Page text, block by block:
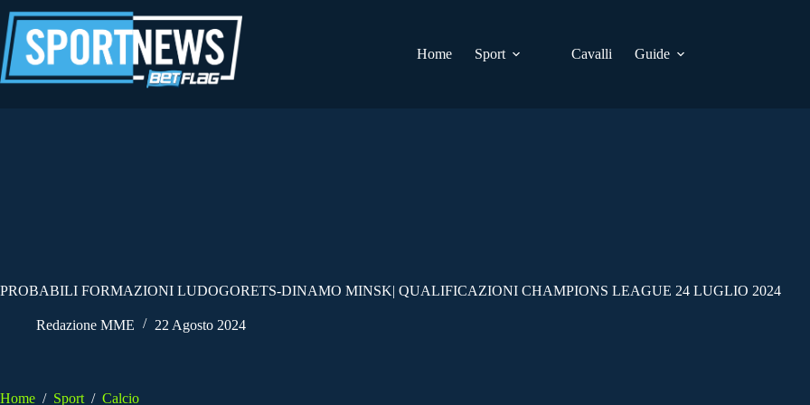
al
contenuto
Home
Sport Cavalli Guide
PROBABILI FORMAZIONI LUDOGORETS-DINAMO MINSK| QUALIFICAZIONI CHAMPIONS LEAGUE 24 LUGLIO 2024
Redazione MME 22 Agosto 2024
Home / Sport / Calcio